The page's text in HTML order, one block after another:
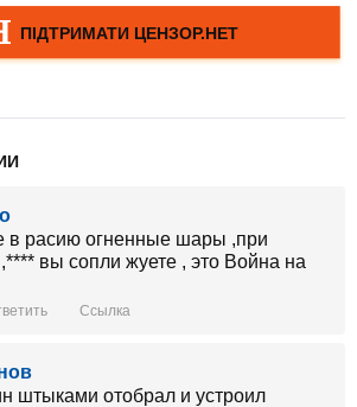
в расию огненные шары ,при
вы сопли жуете , это Война на
Ссылка
штыками отобрал и устроил